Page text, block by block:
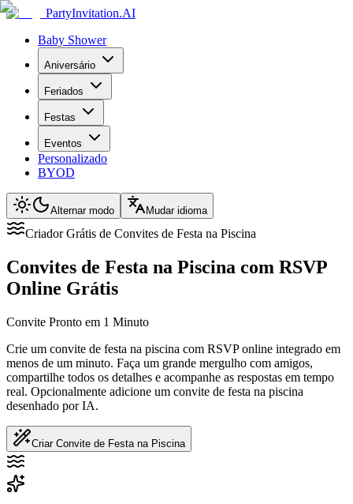
PartyInvitation.AI
Baby Shower
Aniversário
Feriados
Festas
Eventos
Personalizado
BYOD
Alternar modo Mudar idioma
Criador Grátis de Convites de Festa na Piscina
Convites de Festa na Piscina com RSVP
Online Grátis
Convite Pronto em 1 Minuto
Crie um convite de festa na piscina com RSVP online integrado em
menos de um minuto. Faça um grande mergulho com amigos,
compartilhe todos os detalhes e acompanhe as respostas em tempo
real. Opcionalmente adicione um convite de festa na piscina
desenhado por IA.
Criar Convite de Festa na Piscina